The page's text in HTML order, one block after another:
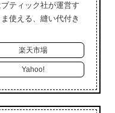
ティック社が運営す
使える、縫い代付き
楽天市場
Yahoo!